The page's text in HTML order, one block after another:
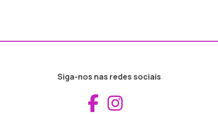
Siga-nos nas redes sociais
Aceder ao